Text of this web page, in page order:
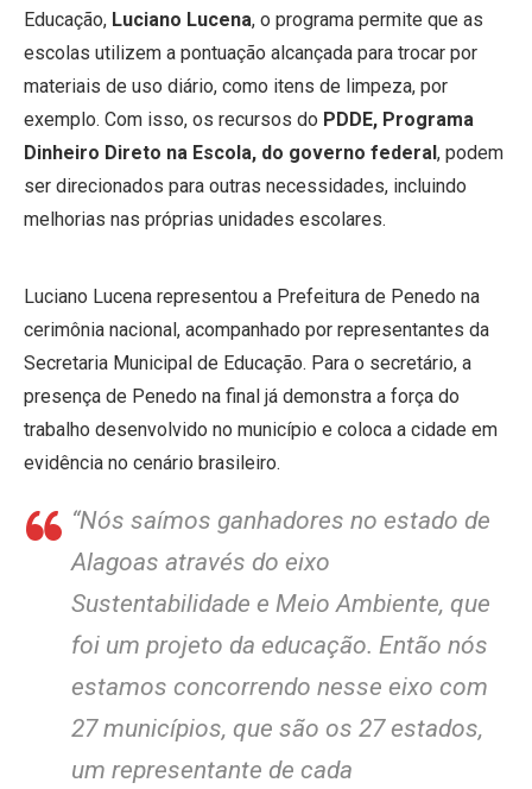
Educação, Luciano Lucena, o programa permite que as
escolas utilizem a pontuação alcançada para trocar por
materiais de uso diário, como itens de limpeza, por
exemplo. Com isso, os recursos do PDDE, Programa
Dinheiro Direto na Escola, do governo federal , podem
ser direcionados para outras necessidades, incluindo
melhorias nas próprias unidades escolares.
Luciano Lucena representou a Prefeitura de Penedo na
cerimônia nacional, acompanhado por representantes da
Secretaria Municipal de Educação. Para o secretário, a
presença de Penedo na final já demonstra a força do
trabalho desenvolvido no município e coloca a cidade em
evidência no cenário brasileiro.
“Nós saímos ganhadores no estado de
Alagoas através do eixo
Sustentabilidade e Meio Ambiente, que
foi um projeto da educação. Então nós
estamos concorrendo nesse eixo com
27 municípios, que são os 27 estados,
um representante de cada